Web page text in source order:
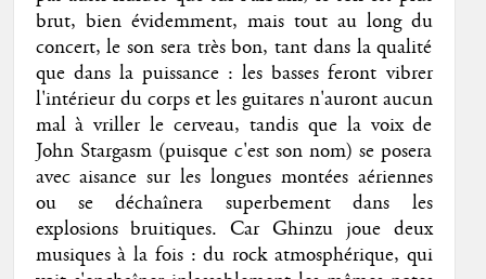
brut, bien évidemment, mais tout au long du
concert, le son sera très bon, tant dans la qualité
que dans la puissance : les basses feront vibrer
l'intérieur du corps et les guitares n'auront aucun
mal à vriller le cerveau, tandis que la voix de
John Stargasm (puisque c'est son nom) se posera
avec aisance sur les longues montées aériennes
ou se déchaînera superbement dans les
explosions bruitiques. Car Ghinzu joue deux
musiques à la fois : du rock atmosphérique, qui